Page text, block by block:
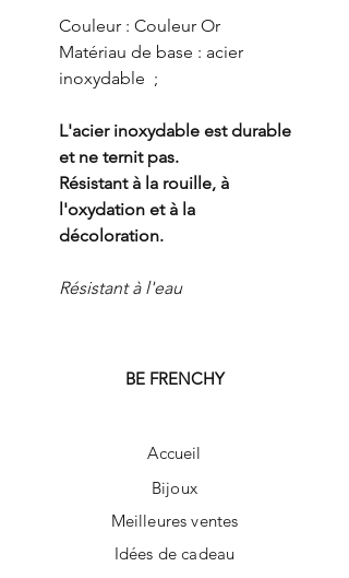
Couleur : Couleur Or
Matériau de base : acier
inoxydable ;
L'acier inoxydable est durable
et ne ternit pas.
Résistant à la rouille, à
l'oxydation et à la
décoloration.
Résistant à l'eau
BE FRENCHY
Accueil
Bijoux
Meilleures ventes
Idées de cadeau